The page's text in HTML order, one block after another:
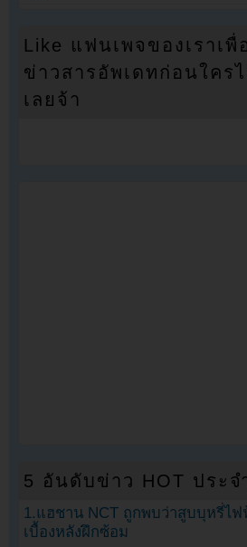
Like แฟนเพจของเราเพื่
ข่าวสารอัพเดทก่อนใคร
เลยจ้า
5 อันดับข่าว HOT ประจ
1.แฮชาน NCT ถูกพบว่าสูบบุหรี่ไฟ
เบื้องหลังฝึกซ้อม